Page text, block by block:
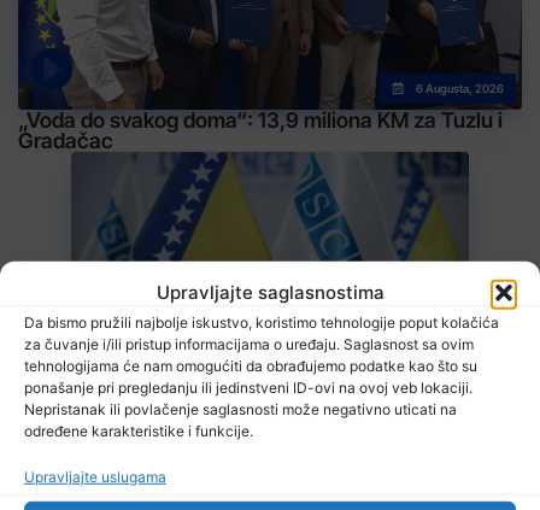
Upravljajte saglasnostima
Da bismo pružili najbolje iskustvo, koristimo tehnologije poput kolačića
za čuvanje i/ili pristup informacijama o uređaju. Saglasnost sa ovim
tehnologijama će nam omogućiti da obrađujemo podatke kao što su
ponašanje pri pregledanju ili jedinstveni ID-ovi na ovoj veb lokaciji.
Nepristanak ili povlačenje saglasnosti može negativno uticati na
određene karakteristike i funkcije.
Upravljajte uslugama
6 Augusta, 2026
„Voda do svakog doma“: 13,9 miliona KM za Tuzlu i
Gradačac
6 Augusta, 2026
Misija OSCE u BiH: Novinari moraju imati mogućnost da svoj posao
obavljaju slobodno i sigurno